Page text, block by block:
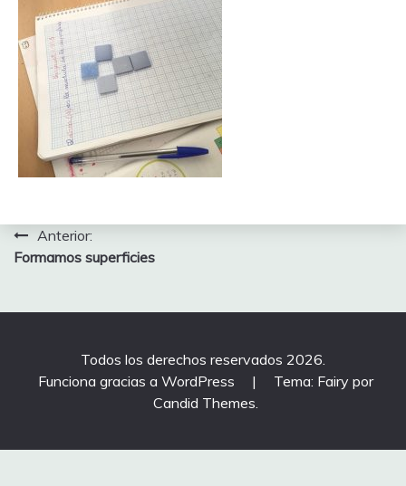
Navegación
de
entradas
Anterior:
Formamos superficies
Todos los derechos reservados 2026.
Funciona gracias a WordPress
|
Tema: Fairy por
Candid Themes